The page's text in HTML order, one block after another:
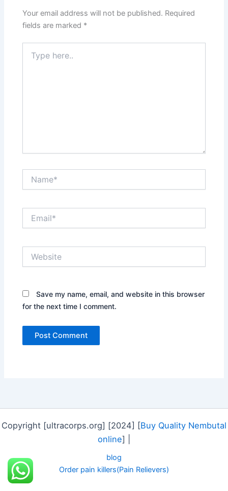
Your email address will not be published. Required
fields are marked *
here..
Save my name, email, and website in this browser
for the next time I comment.
Copyright [ultracorps.org] [2024] [Buy Quality Nembutal
online] |
blog
Order pain killers(Pain Relievers)